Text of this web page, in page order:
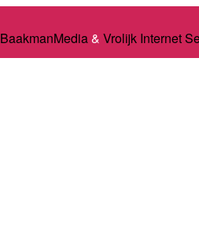
BaakmanMedia& Vrolijk Internet